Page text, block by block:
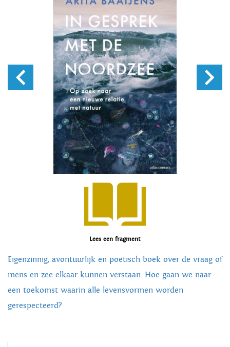
Lees een fragment
Eigenzinnig, avontuurlijk en poëtisch boek over de vraag of
mens en zee elkaar kunnen verstaan. Hoe gaan we naar
een toekomst waarin alle levensvormen worden
gerespecteerd?